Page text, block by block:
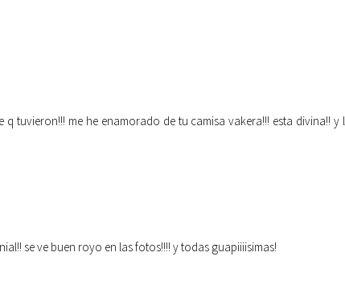
tuvieron!!! me he enamorado de tu camisa vakera!!! esta divina!!
se ve buen royo en las fotos!!!! y todas guapiiiisimas!